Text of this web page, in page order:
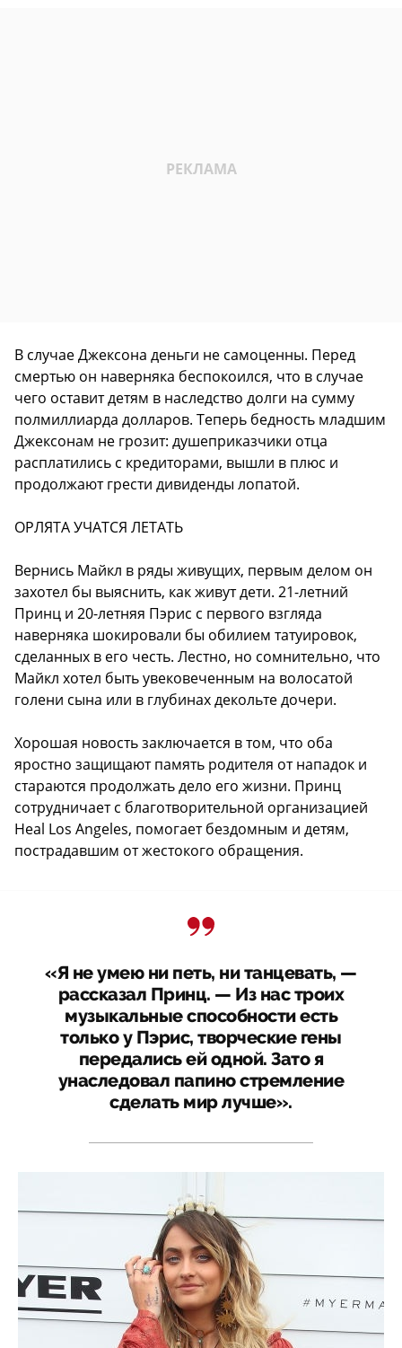
В случае Джексона деньги не самоценны. Перед
смертью он наверняка беспокоился, что в случае
чего оставит детям в наследство долги на сумму
полмиллиарда долларов. Теперь бедность младшим
Джексонам не грозит: душеприказчики отца
расплатились с кредиторами, вышли в плюс и
продолжают грести дивиденды лопатой.
ОРЛЯТА УЧАТСЯ ЛЕТАТЬ
Вернись Майкл в ряды живущих, первым делом он
захотел бы выяснить, как живут дети. 21-летний
Принц и 20-летняя Пэрис с первого взгляда
наверняка шокировали бы обилием татуировок,
сделанных в его честь. Лестно, но сомнительно, что
Майкл хотел быть увековеченным на волосатой
голени сына или в глубинах декольте дочери.
Хорошая новость заключается в том, что оба
яростно защищают память родителя от нападок и
стараются продолжать дело его жизни. Принц
сотрудничает с благотворительной организацией
Heal Los Angeles, помогает бездомным и детям,
пострадавшим от жестокого обращения.
«Я не умею ни петь, ни танцевать, —
рассказал Принц. — Из нас троих
музыкальные способности есть
только у Пэрис, творческие гены
передались ей одной. Зато я
унаследовал папино стремление
сделать мир лучше».